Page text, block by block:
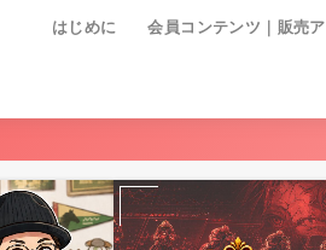
はじめに 会員コンテンツ｜販売